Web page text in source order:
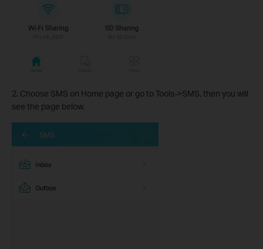
2. Choose SMS on Home page or go to Tools->SMS, then you will
see the page below.